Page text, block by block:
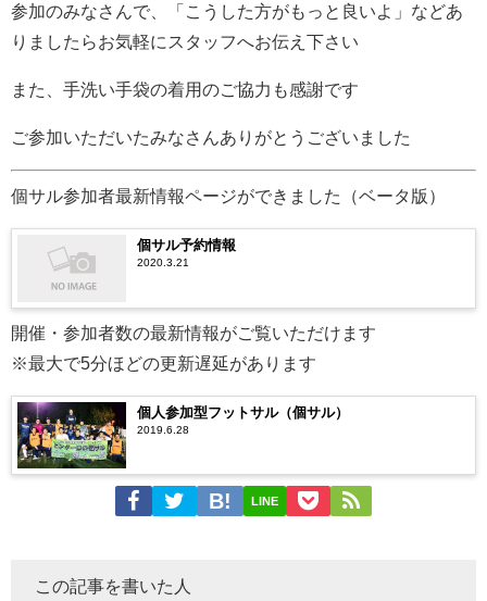
参加のみなさんで、「こうした方がもっと良いよ」などあ
りましたらお気軽にスタッフへお伝え下さい
また、手洗い手袋の着用のご協力も感謝です
ご参加いただいたみなさんありがとうございました
個サル参加者最新情報ページができました（ベータ版）
個サル予約情報
2020.3.21
開催・参加者数の最新情報がご覧いただけます
※最大で5分ほどの更新遅延があります
個人参加型フットサル（個サル）
2019.6.28
LINE
この記事を書いた人